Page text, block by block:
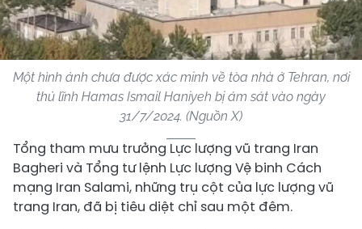
Một hình ảnh chưa được xác minh về tòa nhà ở Tehran, nơi
thủ lĩnh Hamas Ismail Haniyeh bị ám sát vào ngày
31/7/2024. (Nguồn X)
Tổng tham mưu trưởng Lực lượng vũ trang Iran
Bagheri và Tổng tư lệnh Lực lượng Vệ binh Cách
mạng Iran Salami, những trụ cột của lực lượng vũ
trang Iran, đã bị tiêu diệt chỉ sau một đêm.